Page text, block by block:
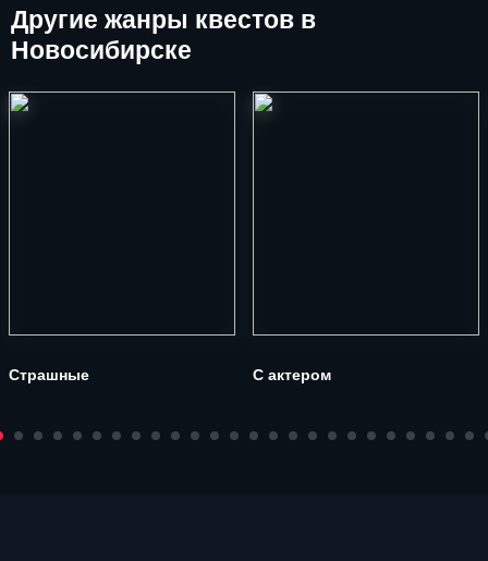
Другие жанры квестов в
Новосибирске
Страшные С актером